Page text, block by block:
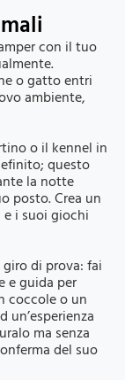
con il tuo
o gatto entri
ambiente,
o il kennel in
questo
la notte
posto. Crea un
i suoi giochi
di prova: fai
e guida per
coccole o un
ma senza
del suo